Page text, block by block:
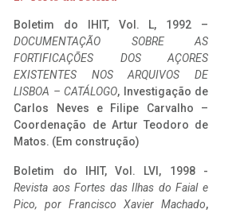
Boletim do IHIT, Vol. L, 1992 –
DOCUMENTAÇÃO SOBRE AS
FORTIFICAÇÕES DOS AÇORES
EXISTENTES NOS ARQUIVOS DE
LISBOA – CATÁLOGO, Investigação de
Carlos Neves e Filipe Carvalho –
Coordenação de Artur Teodoro de
Matos. (Em construção)
Boletim do IHIT, Vol. LVI, 1998 -
Revista aos Fortes das Ilhas do Faial e
Pico, por Francisco Xavier Machado,